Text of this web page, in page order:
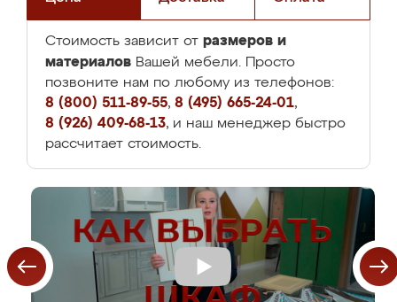
Стоимость зависит от размеров и
материалов Вашей мебели. Просто
позвоните нам по любому из телефонов:
8 (800) 511-89-55, 8 (495) 665-24-01,
8 (926) 409-68-13, и наш менеджер быстро
рассчитает стоимость.